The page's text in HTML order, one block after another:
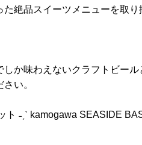
絶品スイーツメニューを取
か味わえないクラフトビー
い。
kamogawa SEASIDE